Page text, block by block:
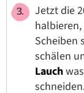
Jetzt die
halbieren,
Scheiben
schälen
Lauch